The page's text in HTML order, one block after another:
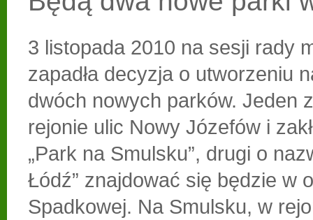
3 listopada 2010 na sesji rady
zapadła decyzja o utworzeniu
dwóch nowych parków. Jeden
rejonie ulic Nowy Józefów i
„Park na Smulsku”, drugi o
Łódź” znajdować się będzie w
Spadkowej. Na Smulsku, w